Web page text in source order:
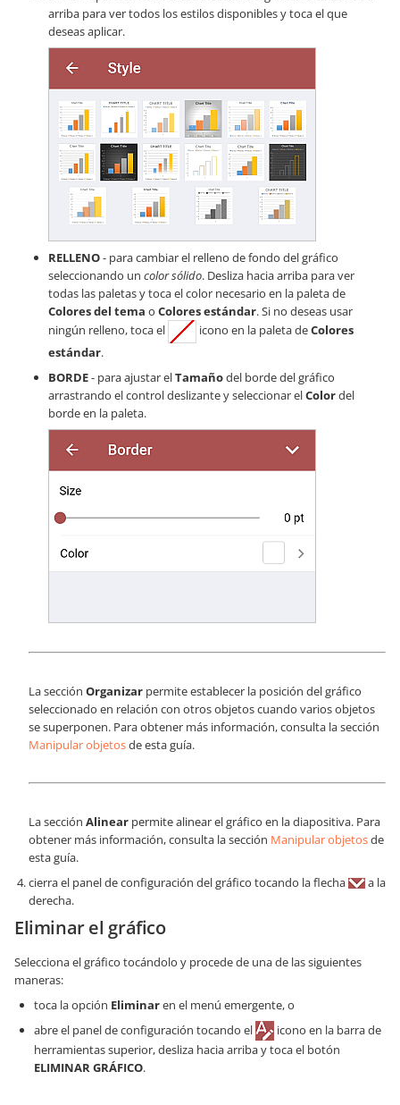
arriba para ver todos los estilos disponibles y toca el que
deseas aplicar.
RELLENO- para cambiar el relleno de fondo del gráfico
seleccionando un color sólido. Desliza hacia arriba para ver
todas las paletas y toca el color necesario en la paleta de
Colores del tema o Colores estándar. Si no deseas usar
ningún relleno, toca el
icono en la paleta deColores
estándar.
BORDE- para ajustar elTamañodel borde del gráfico
arrastrando el control deslizante y seleccionar elColordel
borde en la paleta.
La sección Organizar permite establecer la posición del gráfico
seleccionado en relación con otros objetos cuando varios objetos
se superponen. Para obtener más información, consulta la sección
Manipular objetosde esta guía.
La sección Alinear permite alinear el gráfico en la diapositiva. Para
obtener más información, consulta la sección Manipular objetosde
esta guía.
cierra el panel de configuración del gráfico tocando la flecha
a la
derecha.
Eliminar el gráfico
Selecciona el gráfico tocándolo y procede de una de las siguientes
maneras:
toca la opción Eliminaren el menú emergente, o
abre el panel de configuración tocando el
icono en la barra de
herramientas superior, desliza hacia arriba y toca el botón
ELIMINAR GRÁFICO.